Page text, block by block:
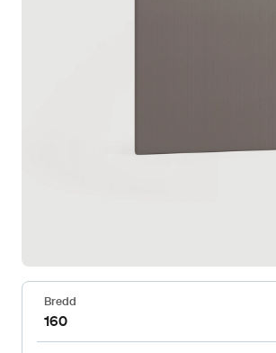
Bredd
160